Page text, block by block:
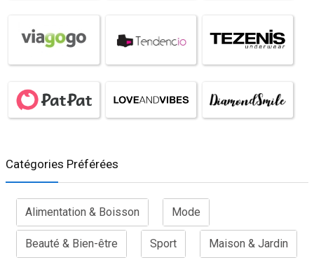
Catégories Préférées
Alimentation & Boisson Mode
Beauté & Bien-être Sport Maison & Jardin